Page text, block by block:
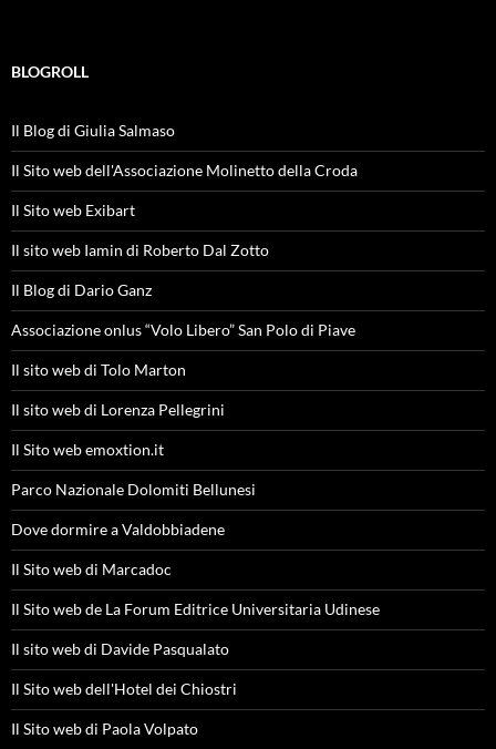
BLOGROLL
Il Blog di Giulia Salmaso
Il Sito web dell'Associazione Molinetto della Croda
Il Sito web Exibart
Il sito web Iamin di Roberto Dal Zotto
Il Blog di Dario Ganz
Associazione onlus “Volo Libero” San Polo di Piave
Il sito web di Tolo Marton
Il sito web di Lorenza Pellegrini
Il Sito web emoxtion.it
Parco Nazionale Dolomiti Bellunesi
Dove dormire a Valdobbiadene
Il Sito web di Marcadoc
Il Sito web de La Forum Editrice Universitaria Udinese
Il sito web di Davide Pasqualato
Il Sito web dell'Hotel dei Chiostri
Il Sito web di Paola Volpato